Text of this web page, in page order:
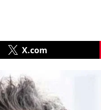
X.com